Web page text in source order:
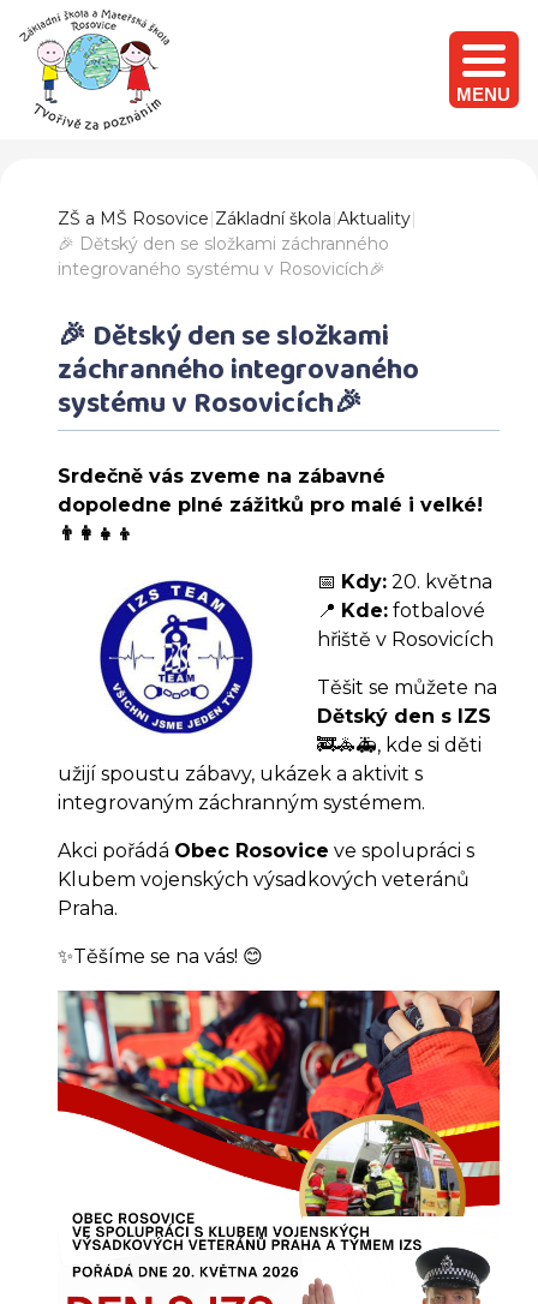
MENU
ZŠ a MŠ Rosovice|Základní škola|Aktuality|
🎉 Dětský den se složkami záchranného
integrovaného systému v Rosovicích🎉
🎉 Dětský den se složkami
záchranného integrovaného
systému v Rosovicích🎉
Srdečně vás zveme na zábavné
dopoledne plné zážitků pro malé i velké!
👨‍👩‍👧‍👦
📅 Kdy: 20. května
📍 Kde: fotbalové
hřiště v Rosovicích
Těšit se můžete na
Dětský den s IZS
🚒🚓🚑, kde si děti
užijí spoustu zábavy, ukázek a aktivit s
integrovaným záchranným systémem.
Akci pořádá Obec Rosovice ve spolupráci s
Klubem vojenských výsadkových veteránů
Praha.
✨Těšíme se na vás! 😊